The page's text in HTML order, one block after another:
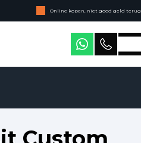
Online kopen, niet goed geld terug
Geen jaarcijfers nodig